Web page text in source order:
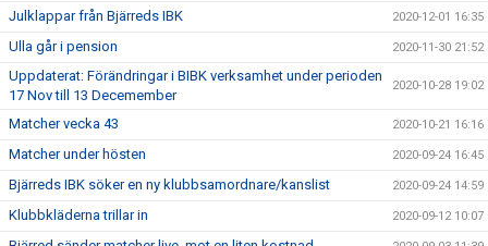
Julklappar från Bjärreds IBK 2020-12-01 16:35
Ulla går i pension 2020-11-30 21:52
Uppdaterat: Förändringar i BIBK verksamhet under perioden
17 Nov till 13 Decemember
2020-10-28 19:02
Matcher vecka 43 2020-10-21 16:16
Matcher under hösten 2020-09-24 16:45
Bjärreds IBK söker en ny klubbsamordnare/kanslist 2020-09-24 14:59
Klubbkläderna trillar in 2020-09-12 10:07